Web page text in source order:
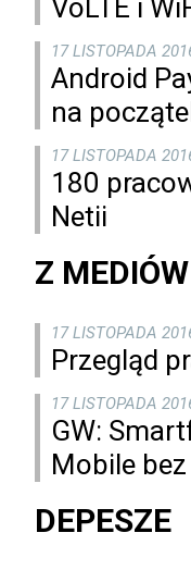
VoLTE i
17 LISTOPADA
Android
na
17 LISTOPADA
180
Netii
Z MEDIÓW
17 LISTOPADA
Przegląd
17 LISTOPADA
GW:
Mobile
DEPESZE